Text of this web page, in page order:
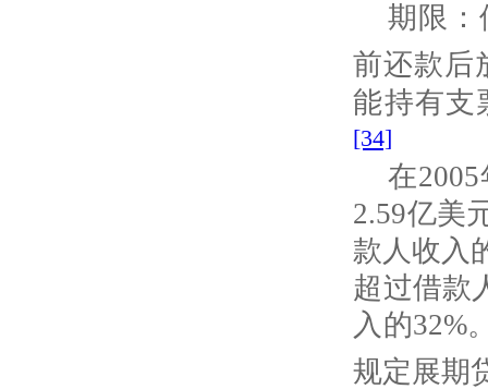
期限：
前还款后
能持有支
[34]
在2005
2.59亿美
款人收入
超过借款
入的32%
规定展期